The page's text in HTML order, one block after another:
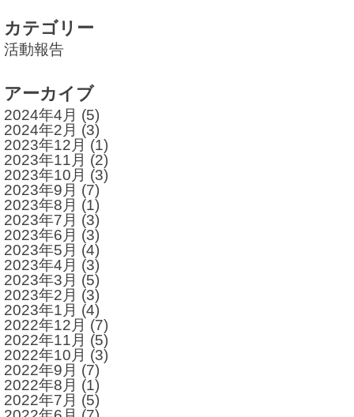
カテゴリー
活動報告
アーカイブ
2024年4月 (5)
2024年2月 (3)
2023年12月 (1)
2023年11月 (2)
2023年10月 (3)
2023年9月 (7)
2023年8月 (1)
2023年7月 (3)
2023年6月 (3)
2023年5月 (4)
2023年4月 (3)
2023年3月 (5)
2023年2月 (3)
2023年1月 (4)
2022年12月 (7)
2022年11月 (5)
2022年10月 (3)
2022年9月 (7)
2022年8月 (1)
2022年7月 (5)